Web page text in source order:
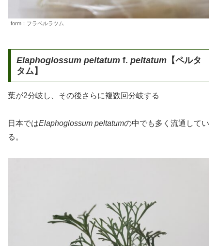
form：フラベルラツム
Elaphoglossum peltatumf. peltatum【ペルタ
タム】
葉が2分岐し、その後さらに複数回分岐する
日本ではElaphoglossum peltatumの中でも多く流通してい
る。